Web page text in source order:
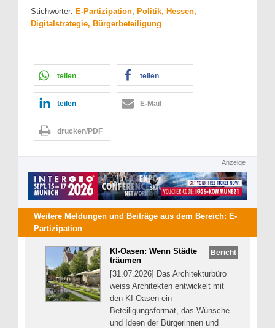
Stichwörter: E-Partizipation, Politik, Hessen,
Digitalstrategie, Bürgerbeteiligung
teilen teilen
teilen E-Mail
drucken/PDF
Anzeige
Weitere Meldungen und Beiträge aus dem Bereich: E-
Partizipation
Bericht
KI-Oasen: Wenn Städte
träumen
[31.07.2026] Das Architekturbüro
weiss Architekten entwickelt mit
den KI-Oasen ein
Beteiligungsformat, das Wünsche
und Ideen der Bürgerinnen und